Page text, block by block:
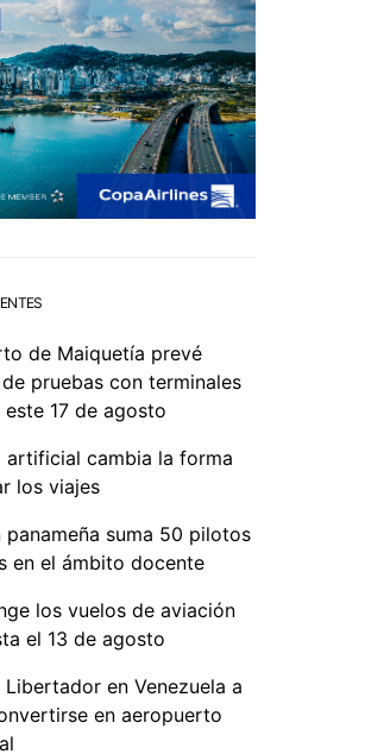
de Maiquetía prevé
pruebas con terminales
17 de agosto
artificial cambia la forma
los viajes
panameña suma 50 pilotos
en el ámbito docente
los vuelos de aviación
el 13 de agosto
Libertador en Venezuela a
en aeropuerto